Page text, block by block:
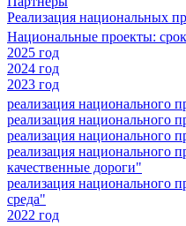
Реализация национальных
Национальные проекты:
2025 год
2024 год
2023 год
реализация национального
реализация национального
реализация национального
реализация национального
качественные дороги"
реализация национального
среда"
2022 год